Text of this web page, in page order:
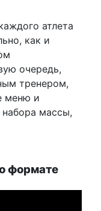
атлета
как и
очередь,
тренером,
меню и
массы,
формате